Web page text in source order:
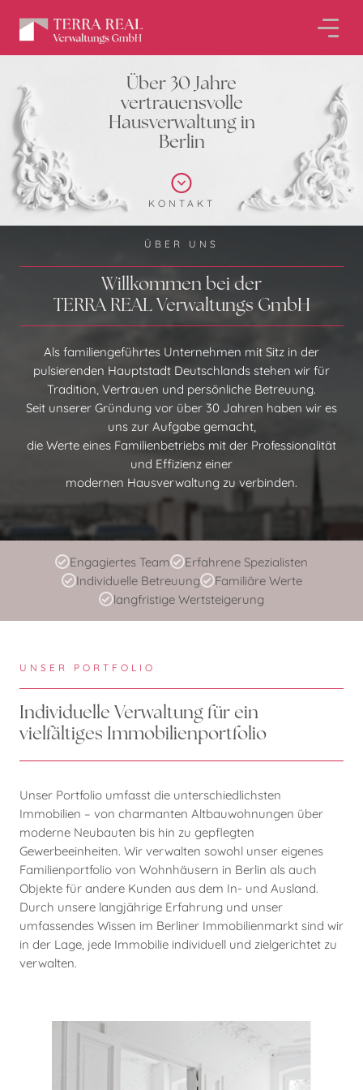
Über 30 Jahre
vertrauensvolle
Hausverwaltung in
Berlin
KONTAKT
ÜBER UNS
Willkommen bei der
TERRA REAL Verwaltungs GmbH
Als familiengeführtes Unternehmen mit Sitz in der
pulsierenden Hauptstadt Deutschlands stehen wir für
Tradition, Vertrauen und persönliche Betreuung.
Seit unserer Gründung vor über 30 Jahren haben wir es
uns zur Aufgabe gemacht,
die Werte eines Familienbetriebs mit der Professionalität
und Effizienz einer
modernen Hausverwaltung zu verbinden.
Engagiertes Team
Erfahrene Spezialisten
Individuelle Betreuung
Familiäre Werte
langfristige Wertsteigerung
UNSER PORTFOLIO
Individuelle Verwaltung für ein
vielfältiges Immobilienportfolio
Unser Portfolio umfasst die unterschiedlichsten
Immobilien – von charmanten Altbauwohnungen über
moderne Neubauten bis hin zu gepflegten
Gewerbeeinheiten. Wir verwalten sowohl unser eigenes
Familienportfolio von Wohnhäusern in Berlin als auch
Objekte für andere Kunden aus dem In- und Ausland.
Durch unsere langjährige Erfahrung und unser
umfassendes Wissen im Berliner Immobilienmarkt sind wir
in der Lage, jede Immobilie individuell und zielgerichtet zu
verwalten.